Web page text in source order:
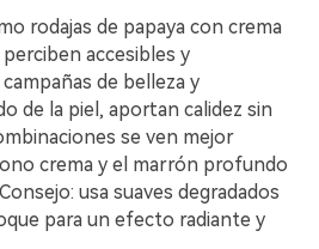
rodajas de papaya con crema
accesibles y
de belleza y
de la piel, aportan calidez sin
se ven mejor
crema y el marrón profundo
usa suaves degradados
para un efecto radiante y